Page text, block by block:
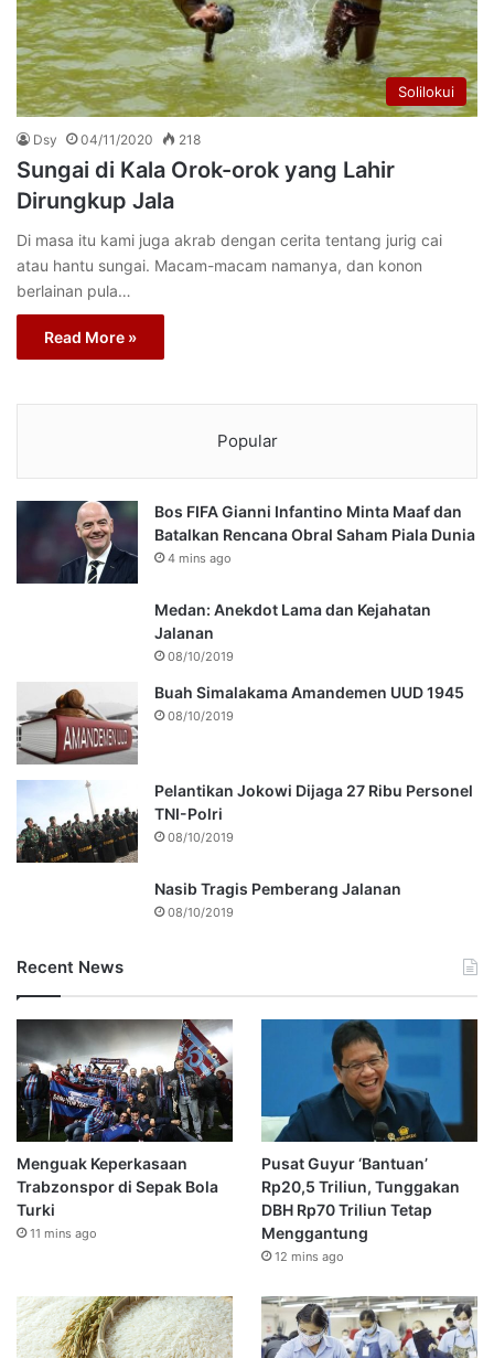
Solilokui
Dsy 04/11/2020 218
Sungai di Kala Orok-orok yang Lahir
Dirungkup Jala
Di masa itu kami juga akrab dengan cerita tentang jurig cai
atau hantu sungai. Macam-macam namanya, dan konon
berlainan pula…
Read More »
Popular
Bos FIFA Gianni Infantino Minta Maaf dan
Batalkan Rencana Obral Saham Piala Dunia
4 mins ago
Medan: Anekdot Lama dan Kejahatan
Jalanan
08/10/2019
Buah Simalakama Amandemen UUD 1945
08/10/2019
Pelantikan Jokowi Dijaga 27 Ribu Personel
TNI-Polri
08/10/2019
Nasib Tragis Pemberang Jalanan
08/10/2019
Recent News
Menguak Keperkasaan
Trabzonspor di Sepak Bola
Turki
11 mins ago
Pusat Guyur ‘Bantuan’
Rp20,5 Triliun, Tunggakan
DBH Rp70 Triliun Tetap
Menggantung
12 mins ago